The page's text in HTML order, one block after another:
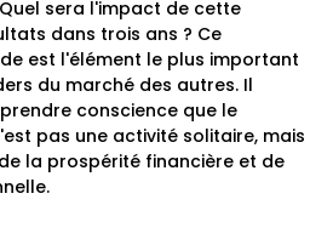
sera l'impact de cette
dans trois ans ? Ce
est l'élément le plus important
du marché des autres. Il
conscience que le
pas une activité solitaire, mais
la prospérité financière et de